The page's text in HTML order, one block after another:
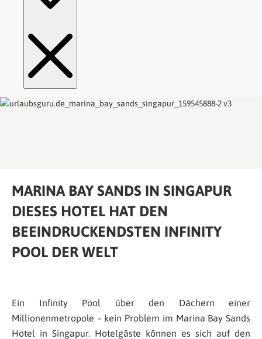
MARINA BAY SANDS IN SINGAPUR
DIESES HOTEL HAT DEN
BEEINDRUCKENDSTEN INFINITY
POOL DER WELT
Ein Infinity Pool über den Dächern einer
Millionenmetropole – kein Problem im Marina Bay Sands
Hotel in Singapur. Hotelgäste können es sich auf den